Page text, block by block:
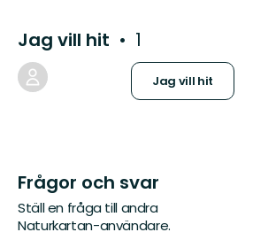
Jag vill hit 1
Jag vill hit
Frågor och svar
Ställ en fråga till andra
Naturkartan-användare.